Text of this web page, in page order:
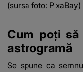
(sursa foto: PixaBay)
Cum poți
astrogramă
Se spune ca